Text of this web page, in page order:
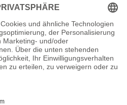
u. Elektronikgeräten
von Kundenbewertungen